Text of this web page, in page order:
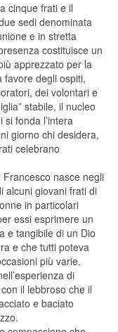
cinque frati e il
sedi denominata
e in stretta
costituisce un
apprezzato per la
favore degli ospiti,
dei volontari e
stabile, il nucleo
fonda l’intera
giorno chi desidera,
celebrano
nasce negli
alcuni giovani frati di
in particolari
essi esprimere un
e tangibile di un Dio
e che tutti poteva
più varie.
di
il lebbroso che il
e baciato